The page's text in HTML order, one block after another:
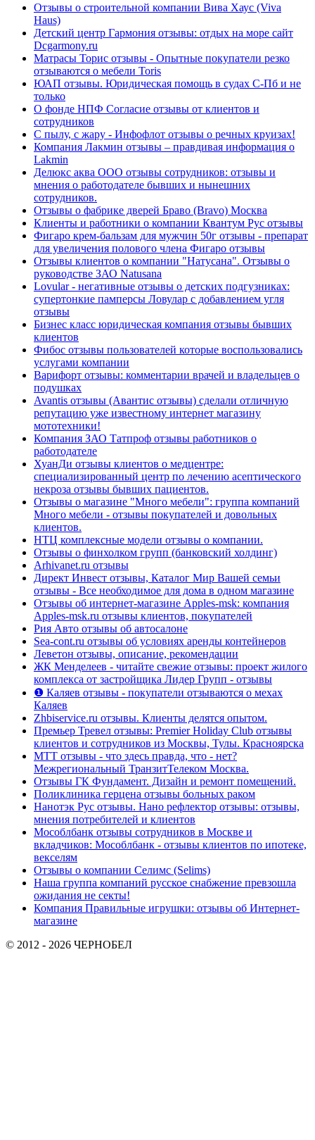
Отзывы о строительной компании Вива Хаус (Viva
Haus)
Детский центр Гармония отзывы: отдых на море сайт
Dcgarmony.ru
Матрасы Торис отзывы - Опытные покупатели резко
отзываются о мебели Toris
ЮАП отзывы. Юридическая помощь в судах С-Пб и не
только
О фонде НПФ Согласие отзывы от клиентов и
сотрудников
С пылу, с жару - Инфофлот отзывы о речных круизах!
Компания Лакмин отзывы – правдивая информация о
Lakmin
Делюкс аква ООО отзывы сотрудников: отзывы и
мнения о работодателе бывших и нынешних
сотрудников.
Отзывы о фабрике дверей Браво (Bravo) Москва
Клиенты и работники о компании Квантум Рус отзывы
Фигаро крем-бальзам для мужчин 50г отзывы - препарат
для увеличения полового члена Фигаро отзывы
Отзывы клиентов о компании "Натусана". Отзывы о
руководстве ЗАО Natusana
Lovular - негативные отзывы о детских подгузниках:
супертонкие памперсы Ловулар с добавлением угля
отзывы
Бизнес класс юридическая компания отзывы бывших
клиентов
Фибос отзывы пользователей которые воспользовались
услугами компании
Варифорт отзывы: комментарии врачей и владельцев о
подушках
Avantis отзывы (Авантис отзывы) сделали отличную
репутацию уже известному интернет магазину
мототехники!
Компания ЗАО Татпроф отзывы работников о
работодателе
ХуанДи отзывы клиентов о медцентре:
специализированный центр по лечению асептического
некроза отзывы бывших пациентов.
Отзывы о магазине "Много мебели": группа компаний
Много мебели - отзывы покупателей и довольных
клиентов.
НТЦ комплексные модели отзывы о компании.
Отзывы о финхолком групп (банковский холдинг)
Arhivanet.ru отзывы
Директ Инвест отзывы, Каталог Мир Вашей семьи
отзывы - Все необходимое для дома в одном магазине
Отзывы об интернет-магазине Apples-msk: компания
Apples-msk.ru отзывы клиентов, покупателей
Рия Авто отзывы об автосалоне
Sea-cont.ru отзывы об условиях аренды контейнеров
Леветон отзывы, описание, рекомендации
ЖК Менделеев - читайте свежие отзывы: проект жилого
комплекса от застройщика Лидер Групп - отзывы
❶ Каляев отзывы - покупатели отзываются о мехах
Каляев
Zhbiservice.ru отзывы. Клиенты делятся опытом.
Премьер Тревел отзывы: Premier Holiday Club отзывы
клиентов и сотрудников из Москвы, Тулы. Красноярска
МТТ отзывы - что здесь правда, что - нет?
Межрегиональный ТранзитТелеком Москва.
Отзывы ГК Фундамент. Дизайн и ремонт помещений.
Поликлиника герцена отзывы больных раком
Нанотэк Рус отзывы. Нано рефлектор отзывы: отзывы,
мнения потребителей и клиентов
Мособлбанк отзывы сотрудников в Москве и
вкладчиков: Мособлбанк - отзывы клиентов по ипотеке,
векселям
Отзывы о компании Селимс (Selims)
Наша группа компаний русское снабжение превзошла
ожидания не секты!
Компания Правильные игрушки: отзывы об Интернет-
магазине
© 2012 - 2026 ЧЕРНОБЕЛ